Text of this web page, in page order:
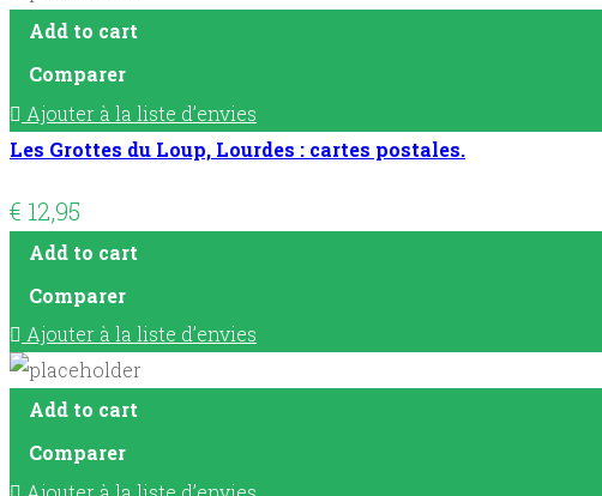
Add to cart
Comparer
Ajouter à la liste d’envies
Les Grottes du Loup, Lourdes : cartes postales.
€ 12,95
Add to cart
Comparer
Ajouter à la liste d’envies
Add to cart
Comparer